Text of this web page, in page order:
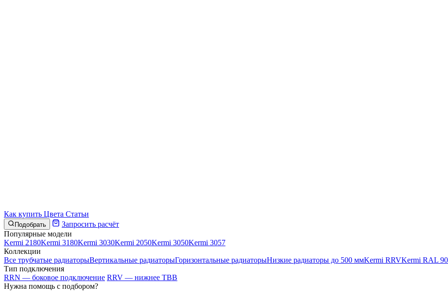
Как купить Цвета Статьи
Подобрать
Запросить расчёт
Популярные модели
Kermi 2180Kermi 3180Kermi 3030Kermi 2050Kermi 3050Kermi 3057
Коллекции
Все трубчатые радиаторыВертикальные радиаторыГоризонтальные радиаторыНизкие радиаторы до 500 ммKermi RRVKermi RAL
Тип подключения
RRN — боковое подключение RRV — нижнее ТВВ
Нужна помощь с подбором?